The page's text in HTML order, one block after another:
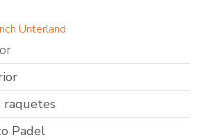
Unterland
Padel